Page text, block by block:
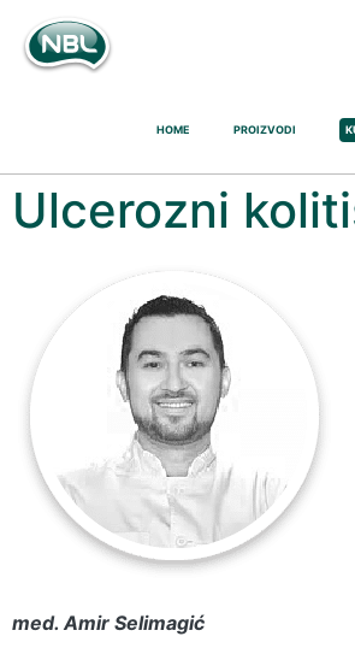
HOME PROIZVODI
Ulcerozni
med. Amir Selimagić